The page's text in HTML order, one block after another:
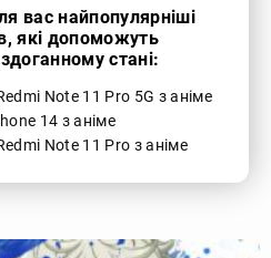
вас найпопулярніші
які допоможуть
стані:
Note 11 Pro 5G з аніме
14 з аніме
Note 11 Pro з аніме